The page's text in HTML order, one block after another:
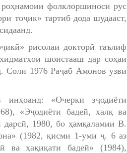
фолклоршиноси рус
тоҷик» тартиб дода шудааст,
рисолаи докторӣ таълиф
шоистааш дар соҳаи
Соли 1976 Раҷаб Амонов узви
«Очерки эҷодиёти
«Эҷодиёти бадеӣ, халқ ва
дарсӣ, 1980, бо ҳамқаламии В.
(1982, қисми 1-уми ҷ. 6 аз
ва ҳақиқати бадеӣ» (1984),